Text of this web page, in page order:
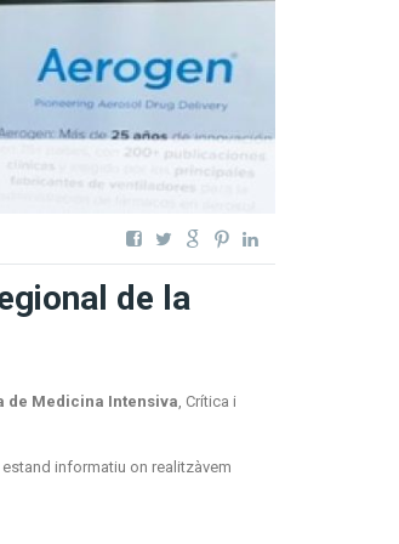
de la
de Medicina Intensiva, Crítica i
informatiu on realitzàvem